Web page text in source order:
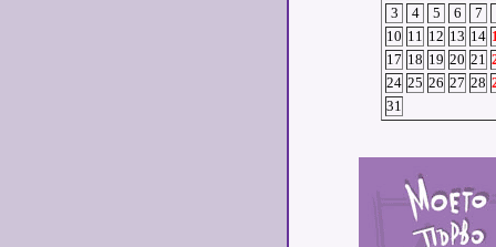
3
4 5 6 7
10 11 12 13 14
17 18 19 20 21
24 25 26 27 28
31